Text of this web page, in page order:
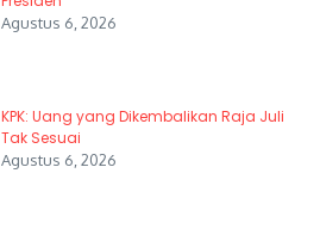
Agustus 6, 2026
KPK: Uang yang Dikembalikan Raja Juli
Tak Sesuai
Agustus 6, 2026